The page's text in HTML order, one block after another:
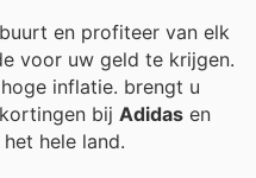
en profiteer van elk
voor uw geld te krijgen.
inflatie. brengt u
bij Adidas en
hele land.